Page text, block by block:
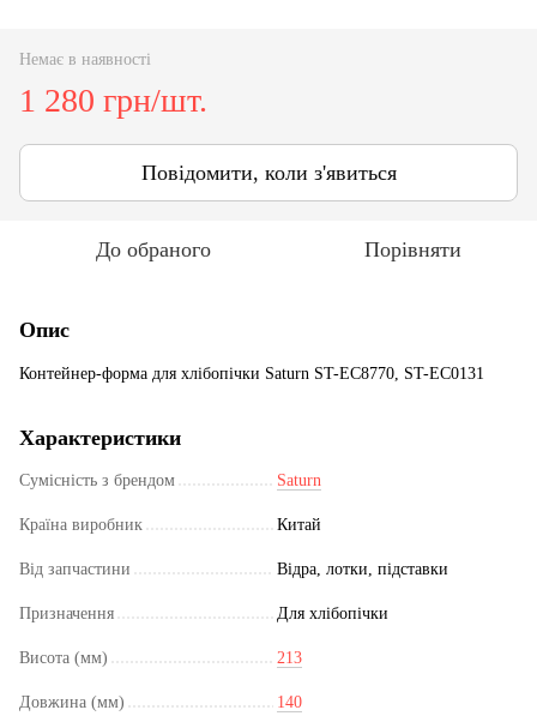
Немає в наявності
1 280 грн/шт.
Повідомити, коли з'явиться
До обраного Порівняти
Опис
Контейнер-форма для хлібопічки Saturn ST-EC8770, ST-EC0131
Характеристики
Сумісність з брендом Saturn
Країна виробник Китай
Від запчастини Відра, лотки, підставки
Призначення Для хлібопічки
Висота (мм) 213
Довжина (мм) 140